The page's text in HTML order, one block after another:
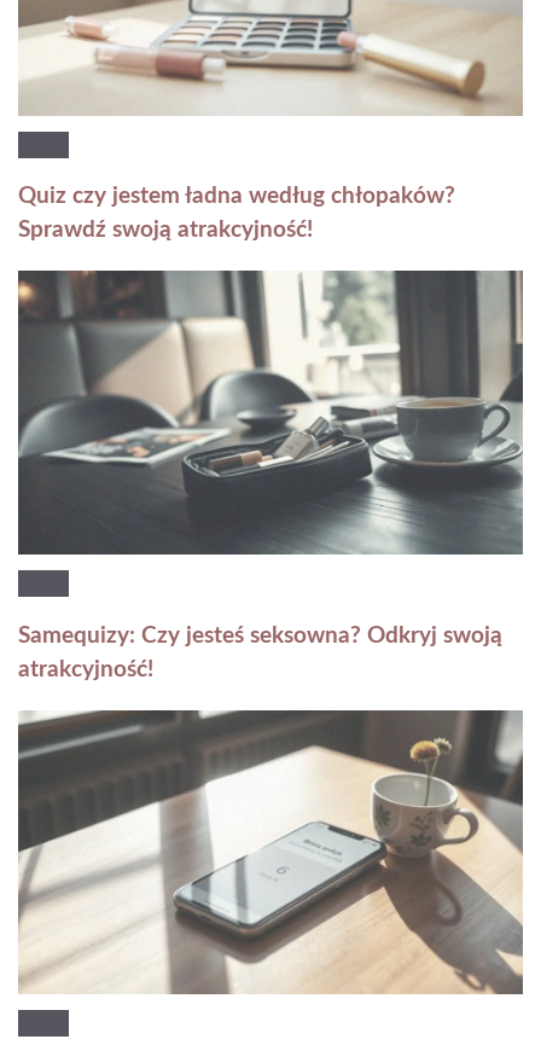
Quiz czy jestem ładna według chłopaków?
Sprawdź swoją atrakcyjność!
Samequizy: Czy jesteś seksowna? Odkryj swoją
atrakcyjność!